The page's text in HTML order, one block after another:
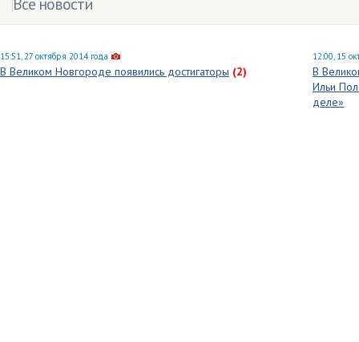
15:51, 27 октября 2014 года
В Великом Новгороде появились достигаторы (2)
12:00, 15
В
Ильи
деле»